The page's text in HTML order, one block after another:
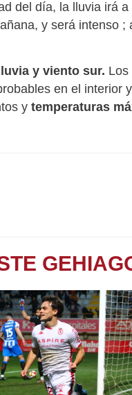
del día, la lluvia irá
y será intenso
y viento sur. Los
en el interior
y temperaturas